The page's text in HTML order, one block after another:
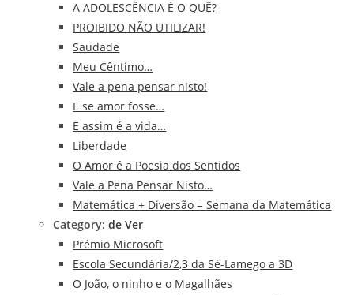
A ADOLESCÊNCIA É O QUÊ?
PROIBIDO NÃO UTILIZAR!
Saudade
Meu Cêntimo…
Vale a pena pensar nisto!
E se amor fosse…
E assim é a vida…
Liberdade
O Amor é a Poesia dos Sentidos
Vale a Pena Pensar Nisto…
Matemática + Diversão = Semana da Matemática
Category:de Ver
Prémio Microsoft
Escola Secundária/2,3 da Sé-Lamego a 3D
O João, o ninho e o Magalhães